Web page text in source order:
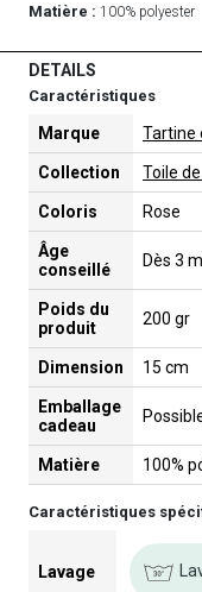
Matière : 100% polyester
DETAILS
Caractéristiques
Marque Tartine
Collection Toile
Coloris Rose
Âge
conseillé
Dès 3
Poids du
produit
200 gr
Dimension 15 cm
Emballage
cadeau
Matière 100%
Caractéristiques
Lavage